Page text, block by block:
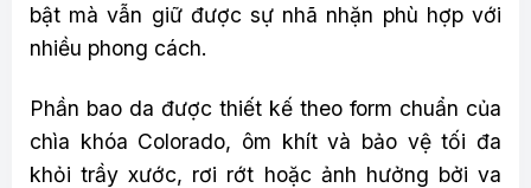
bật mà vẫn giữ được sự nhã nhặn phù hợp với
nhiều phong cách.
Phần bao da được thiết kế theo form chuẩn của
chìa khóa Colorado, ôm khít và bảo vệ tối đa
khỏi trầy xước, rơi rớt hoặc ảnh hưởng bởi va